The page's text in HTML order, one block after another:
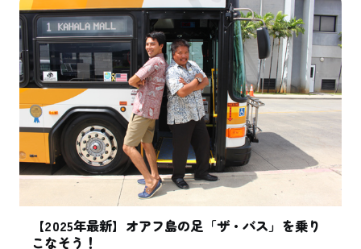
【2025年最新】オアフ島の足「ザ・バス」を乗り
こなそう！